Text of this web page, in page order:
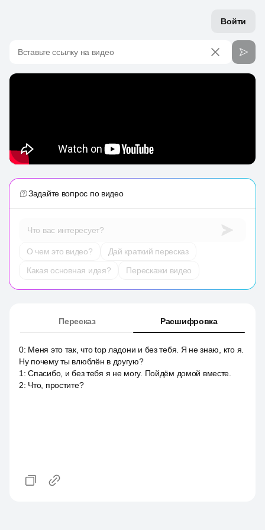
Войти
Вставьте ссылку на видео
Задайте вопрос по видео
Что вас интересует?
О чем это видео?
Дай краткий пересказ
Какая основная идея?
Перескажи видео
Пересказ Расшифровка
0: Меня это так, что top ладони и без тебя. Я не знаю, кто я.
Ну почему ты влюблён в другую?
1 :Спасибо, и без тебя я не могу. Пойдём домой вместе.
2: Что, простите?